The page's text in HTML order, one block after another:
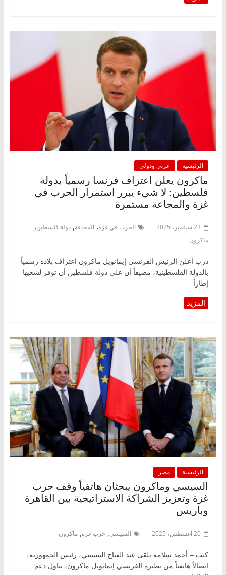
الرئيسية عربي ودولي
ماكرون يعلن اعتراف فرنسا رسمياً بدولة
فلسطين: لا شيء يبرر استمرار الحرب في
غزة والمجاعة مستمرة
23 سبتمبر، 2025 الحرب في غزة, المجاعة, دولة فلسطين,
ماكرون
درب أعلن الرئيس الفرنسي إيمانويل ماكرون اعتراف بلاده رسمياً
بالدولة الفلسطينية، مضيفاً أن على دولة فلسطين أن توفر لشعبها
إطاراً
الرئيسية مصر
السيسي وماكرون يبحثان هاتفياً وقف حرب
غزة وتعزيز الشراكة الاستراتيجية بين القاهرة
وباريس
20 أغسطس، 2025 السيسي, حرب غزة, ماكرون
كتب – أحمد سلامة تلقى عبد الفتاح السيسي، رئيس الجمهورية،
اتصالاً هاتفياً من نظيره الفرنسي إيمانويل ماكرون، تناول دعم